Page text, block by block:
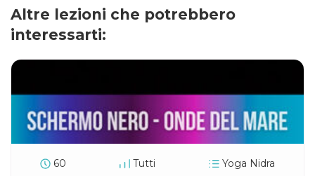
Altre lezioni che potrebbero
interessarti:
60 Tutti Yoga Nidra